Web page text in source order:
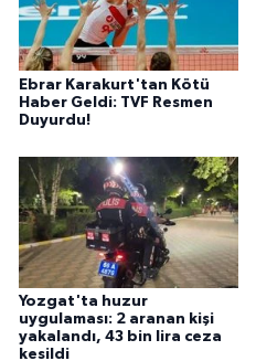
Ebrar Karakurt'tan Kötü
Haber Geldi: TVF Resmen
Duyurdu!
Yozgat'ta huzur
uygulaması: 2 aranan kişi
yakalandı, 43 bin lira ceza
kesildi